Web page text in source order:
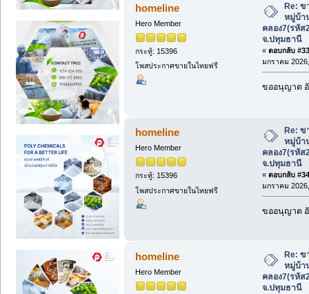
homeline
Hero Member
กระทู้: 15396
โพสประกาศขายในไทยฟรี
Re: ข
หมู่บ้า
คลอง7(รหัส
จ.ปทุมธานี
« ตอบกลับ
มกราคม
ขออนุญาต
homeline
Hero Member
กระทู้: 15396
โพสประกาศขายในไทยฟรี
Re: ข
หมู่บ้า
คลอง7(รหัส
จ.ปทุมธานี
« ตอบกลับ
มกราคม
ขออนุญาต
homeline
Hero Member
Re: ข
หมู่บ้า
คลอง7(รหัส
จ.ปทุมธานี